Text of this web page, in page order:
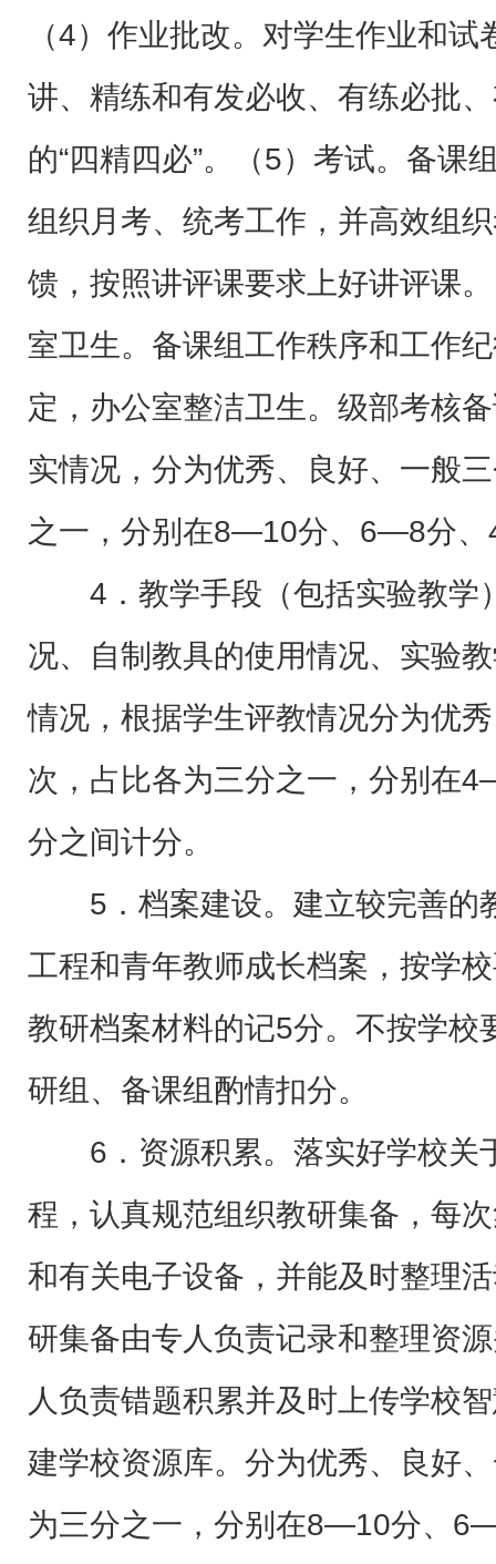
（4）作业批改。对学生作业和试
讲、精练和有发必收、有练必批
的“四精四必”。（5）考试。备课
组织月考、统考工作，并高效组
馈，按照讲评课要求上好讲评课
室卫生。备课组工作秩序和工作
定，办公室整洁卫生。级部考核
实情况，分为优秀、良好、一般
之一，分别在8—10分、6—8分
4．教学手段（包括实验教学
况、自制教具的使用情况、实验
情况，根据学生评教情况分为优
次，占比各为三分之一，分别
分之间计分。
5．档案建设。建立较完善的
工程和青年教师成长档案，按学
教研档案材料的记5分。不按学校
研组、备课组酌情扣分。
6．资源积累。落实好学校关
程，认真规范组织教研集备，每
和有关电子设备，并能及时整理
研集备由专人负责记录和整理资
人负责错题积累并及时上传学校
建学校资源库。分为优秀、良好
为三分之一，分别在8—10分、